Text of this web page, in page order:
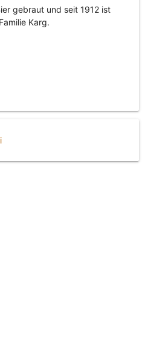
gebraut und seit 1912 ist
Karg.